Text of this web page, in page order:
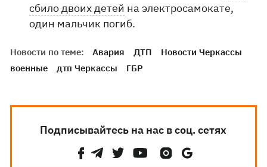
сбило двоих детей на электросамокате,
один мальчик погиб.
Новости по теме: Авария ДТП
Новости Черкассы
военные
дтп Черкассы ГБР
Подписывайтесь на нас в соц. сетях